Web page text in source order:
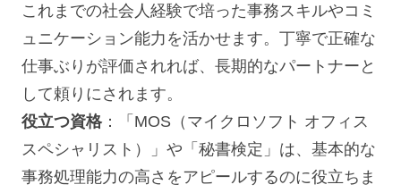
これまでの社会人経験で培った事務スキルやコミ
ュニケーション能力を活かせます。丁寧で正確な
仕事ぶりが評価されれば、長期的なパートナーと
して頼りにされます。
役立つ資格：「MOS（マイクロソフト オフィス
スペシャリスト）」や「秘書検定」は、基本的な
事務処理能力の高さをアピールするのに役立ちま